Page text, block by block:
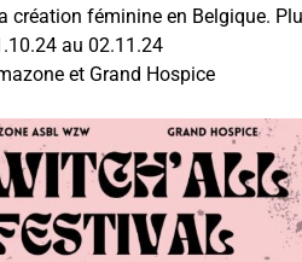
création féminine en Belgique.
au 02.11.24
et Grand Hospice